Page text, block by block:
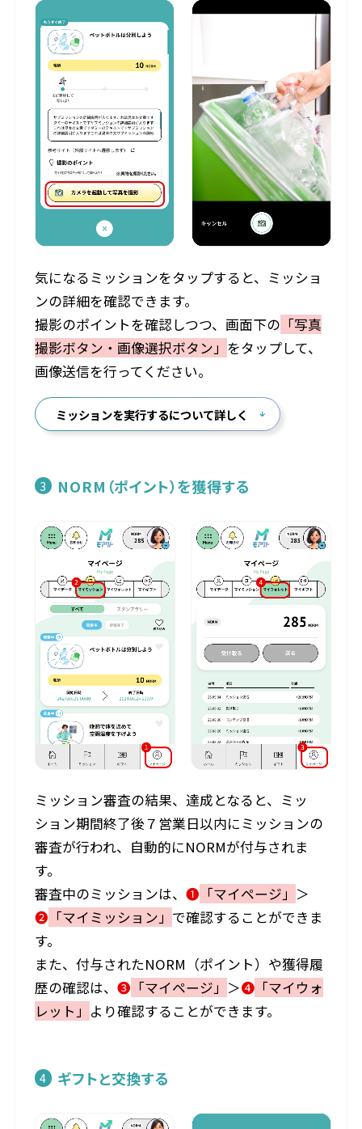
気になるミッションをタップすると、ミッショ
ンの詳細を確認できます。
撮影のポイントを確認しつつ、画面下の 「写真
撮影ボタン・画像選択ボタン」 をタップして、
画像送信を行ってください。
ミッションを実行するについて詳しく
3 NORM（ポイント）を獲得する
ミッション審査の結果、達成となると、ミッ
ション期間終了後７営業日以内にミッションの
審査が行われ、自動的にNORMが付与されま
す。
審査中のミッションは、 ❶ 「マイページ」 ＞
❷ 「マイミッション」 で確認することができま
す。
また、付与されたNORM（ポイント）や獲得履
歴の確認は、 ❸ 「マイページ」 ＞❹「マイウォ
レット」 より確認することができます。
4 ギフトと交換する